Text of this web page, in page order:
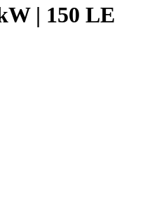
| 150 LE